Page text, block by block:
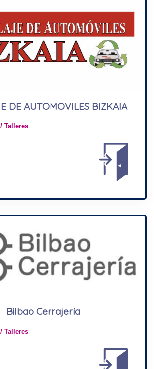
DE AUTOMOVILES BIZKAIA
Talleres
Bilbao Cerrajería
Talleres